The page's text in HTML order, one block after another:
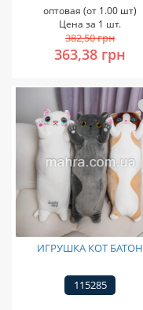
оптовая (от 1.00 шт)
Цена за 1 шт.
382,50 грн
363,38 грн
ИГРУШКА КОТ БАТОН
115285